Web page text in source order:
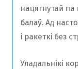
нацягнутай па
балаў. Ад
і ракеткі без
Уладальнікі